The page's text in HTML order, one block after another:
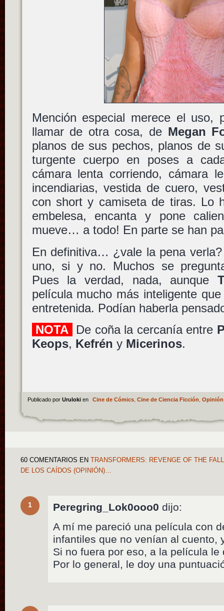
Mención especial merece el uso,
llamar de otra cosa, de Megan
planos de sus pechos, planos de
turgente cuerpo en poses a
cámara lenta corriendo, cámara
incendiarias, vestida de cuero,
con short y camiseta de tiras. Lo
embelesa, encanta y pone
mueve… a todo! En parte se han
En definitiva… ¿vale la pena
uno, si y no. Muchos se
Pues la verdad, nada, aunque
película mucho más inteligente
entretenida. Podían haberla
NOTA
De coña la cercanía entre
Keops, Kefrén y Micerinos.
Publicado por Uruloki en Cine de Cómics, Cine de Ciencia Ficción Opinión
60 COMENTARIOS EN TRANSFORMERS: REVENGE OF THE
DE LOS CAÍDOS (OPINIÓN)…
1 Peregring_Lok0ooo0 dijo:
A mí me pareció una película con
infantiles que no venían al cuento,
Si no fuera por eso, a la película
Por lo general, le doy una